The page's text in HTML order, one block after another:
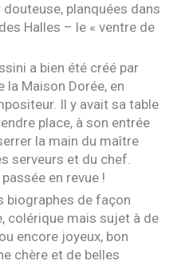
planquées dans
Halles – le « ventre de
a bien été créé par
Maison Dorée, en
Il y avait sa table
place, à son entrée
la main du maître
serveurs et du chef.
en revue !
biographes de façon
colérique mais sujet à de
encore joyeux, bon
chère et de belles